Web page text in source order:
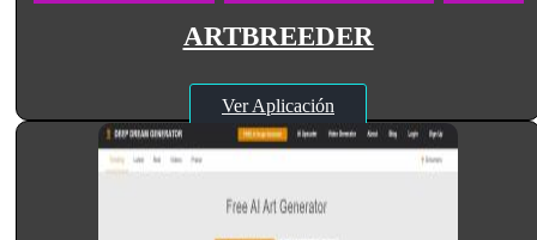
ARTBREEDER
Ver Aplicación